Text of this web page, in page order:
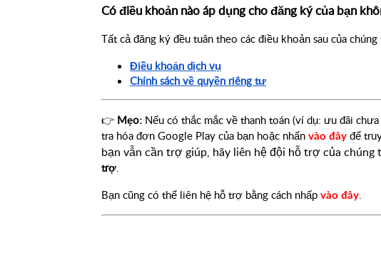
Có điều khoản nào áp dụng cho đăng ký của bạn
Tất cả đăng ký đều tuân theo các điều khoản sau của
Điều khoản dịch vụ
Chính sách về quyền riêng tư
👉 Mẹo: Nếu có thắc mắc về thanh toán (ví dụ: ưu đãi
tra hóa đơn Google Play của bạn hoặc nhấn vào đây để
bạn vẫn cần trợ giúp, hãy liên hệ đội hỗ trợ của chúng
trợ
Bạn cũng có thể liên hệ hỗ trợ bằng cách nhấp vào đây